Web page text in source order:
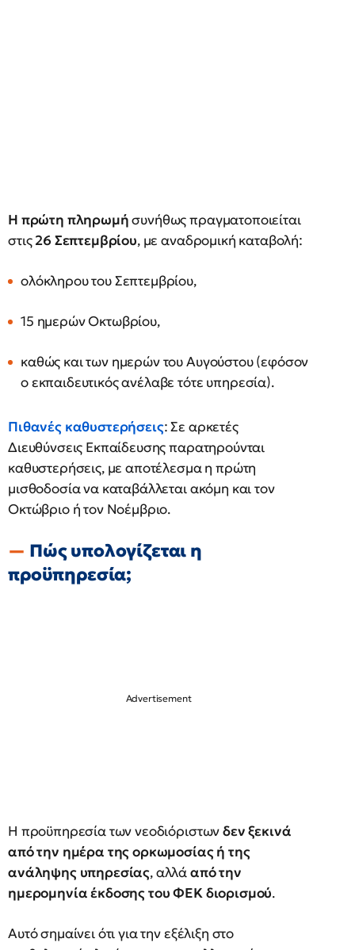
Η πρώτη πληρωμήσυνήθως πραγματοποιείται
στις26 Σεπτεμβρίου, με αναδρομική καταβολή:
ολόκληρου του Σεπτεμβρίου,
15 ημερών Οκτωβρίου,
καθώς και των ημερών του Αυγούστου (εφόσον
ο εκπαιδευτικός ανέλαβε τότε υπηρεσία).
Πιθανές καθυστερήσεις: Σε αρκετές
Διευθύνσεις Εκπαίδευσης παρατηρούνται
καθυστερήσεις, με αποτέλεσμα η πρώτη
μισθοδοσία να καταβάλλεται ακόμη και τον
Οκτώβριο ή τον Νοέμβριο.
Πώς υπολογίζεται η
προϋπηρεσία;
Η προϋπηρεσία των νεοδιόριστωνδεν ξεκινά
από την ημέρα της ορκωμοσίας ή της
ανάληψης υπηρεσίας, αλλάαπό την
ημερομηνία έκδοσης του ΦΕΚ διορισμού.
Αυτό σημαίνει ότι για την εξέλιξη στο